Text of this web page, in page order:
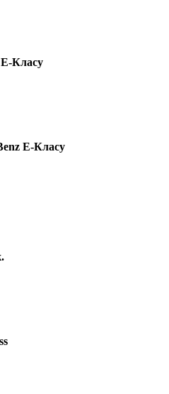
Е-Класу
E-Класу